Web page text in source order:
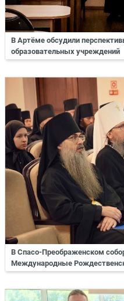
В Артёме обсудили
образовательных учреждений
В Спасо-Преображенском
Международные